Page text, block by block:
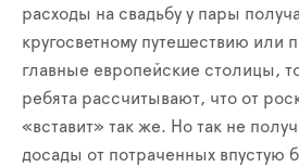
расходы на свадьбу у пары
кругосветному путешествию или
главные европейские столицы,
ребята рассчитывают, что от
«вставит» так же. Но так не
досады от потраченных впустую